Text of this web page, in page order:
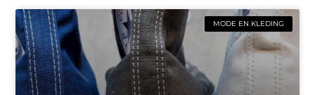
MODE EN KLEDING